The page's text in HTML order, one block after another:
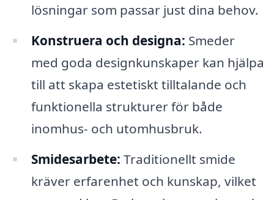
lösningar som passar just dina behov.
Konstruera och designa: Smeder
med goda designkunskaper kan hjälpa
till att skapa estetiskt tilltalande och
funktionella strukturer för både
inomhus- och utomhusbruk.
Smidesarbete: Traditionellt smide
kräver erfarenhet och kunskap, vilket